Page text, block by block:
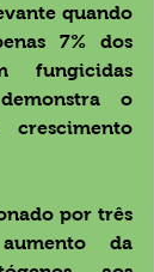
quando
7% dos
fungicidas
o
por três
da